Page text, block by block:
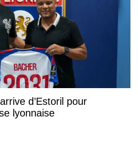
d’Estoril pour
lyonnaise